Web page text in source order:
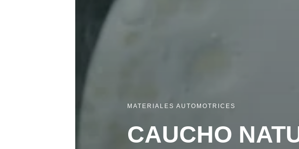
MATERIALES AUTOMOTRICES
CAUCHO